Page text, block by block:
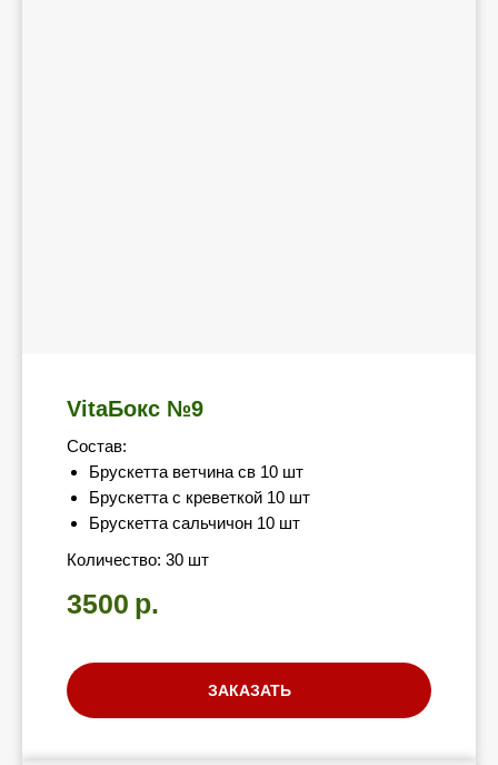
VitaБокс №9
Состав:
Брускетта ветчина св 10 шт
Брускетта с креветкой 10 шт
Брускетта сальчичон 10 шт
Количество: 30 шт
3500 р.
ЗАКАЗАТЬ